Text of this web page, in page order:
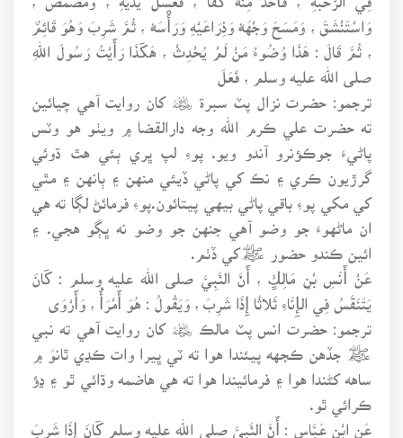
وَاسْتَنْشَقَ ، وَمَسَحَ وَجْهَهُ وَذِرَاعَيْهِ وَرَأْسَهُ ، ثُمَّ شَرِبَ وَهُوَ قَائِمٌ
، ثُمَّ قَالَ : هَذَا وُضُوءُ مَنْ لَمْ يُحْدِثْ ، هَكَذَا رَأَيْتُ رَسُولَ اللهِ
صلى الله عليه وسلم ، فَعَلَ
ترجمو: حضرت نزال پٽ سبرة ﷦ کان روايت آهي چيائين
ته حضرت علي ڪرم الله وجه دارالقضا ۾ ويٺو هو وٽس
پاڻيءَ جوڪؤنرو آندو ويو. پوءِ لپ ڀري ٻئي هٿ ڌوئي
گرڙيون ڪري ۽ نڪ کي پاڻي ڏيئي منهن ۽ ٻانهن ۽ مٿي
کي مکي پوءِ باقي پاڻي بيهي پيتائون.پوءِ فرمائڻ لڳا ته هي
ان ماڻهوءَ جو وضو آهي جنهن جو وضو نه ڀڳو هجي. ۽
ائين ڪندو حضور ﷺکي ڏٺم.
عَنْ أَنَسِ بْنِ مَالِكٍ ، أَنَّ النَّبِيَّ صلى الله عليه وسلم : كَانَ
يَتَنَفَّسُ فِي الإِنَاءِ ثَلاثًا إِذَا شَرِبَ ، وَيَقُولُ : هُوَ أَمْرَأُ ، وَأَرْوَى
ترجمو: حضرت انس پٽ مالڪ ﷦ کان روايت آهي ته نبي
ﷺ جڏهن ڪجهه پيئندا هوا ته ٽي ڀيرا وات ڪڍي ٿانوَ ۾
ساهه کڻندا هوا ۽ فرمائيندا هوا ته هي هاضمه وڌائي ٿو ۽ ڍؤ
ڪرائي ٿو.
عَنِ ابْنِ عَبَّاسٍ : أَنَّ النَّبِيَّ صلى الله عليه وسلم كَانَ إِذَا شَرِبَ